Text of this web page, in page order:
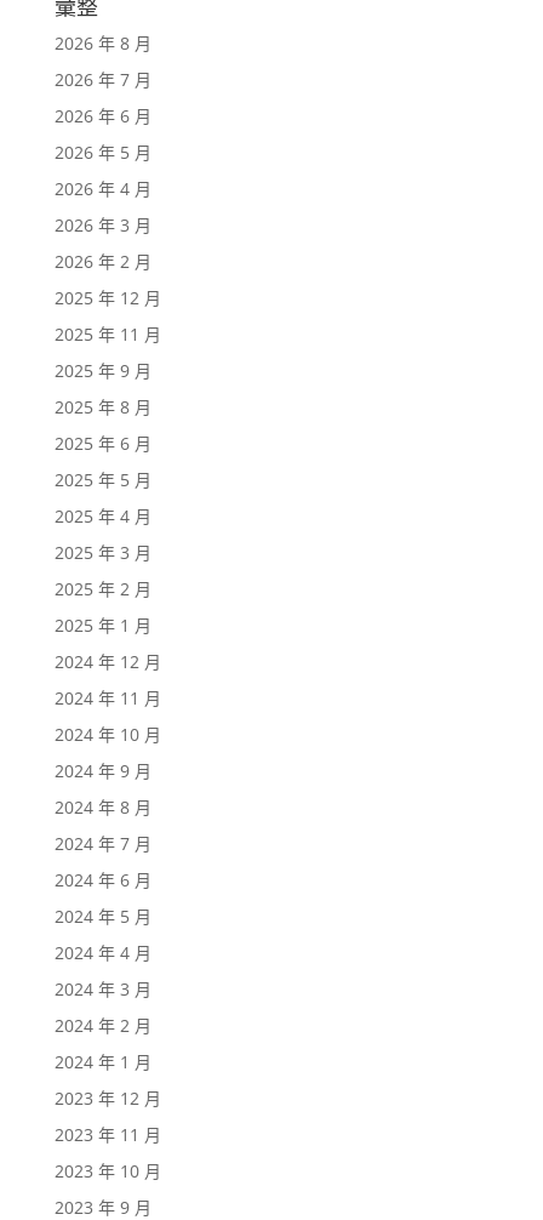
2026 年 8 月
2026 年 7 月
2026 年 6 月
2026 年 5 月
2026 年 4 月
2026 年 3 月
2026 年 2 月
2025 年 12 月
2025 年 11 月
2025 年 9 月
2025 年 8 月
2025 年 6 月
2025 年 5 月
2025 年 4 月
2025 年 3 月
2025 年 2 月
2025 年 1 月
2024 年 12 月
2024 年 11 月
2024 年 10 月
2024 年 9 月
2024 年 8 月
2024 年 7 月
2024 年 6 月
2024 年 5 月
2024 年 4 月
2024 年 3 月
2024 年 2 月
2024 年 1 月
2023 年 12 月
2023 年 11 月
2023 年 10 月
2023 年 9 月